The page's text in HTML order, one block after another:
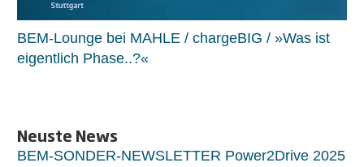
BEM-Lounge bei MAHLE / chargeBIG / »Was ist
eigentlich Phase..?«
Neuste News
BEM-SONDER-NEWSLETTER Power2Drive 2025